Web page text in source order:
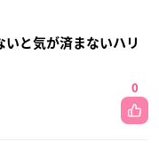
と気が済まないハリ
0